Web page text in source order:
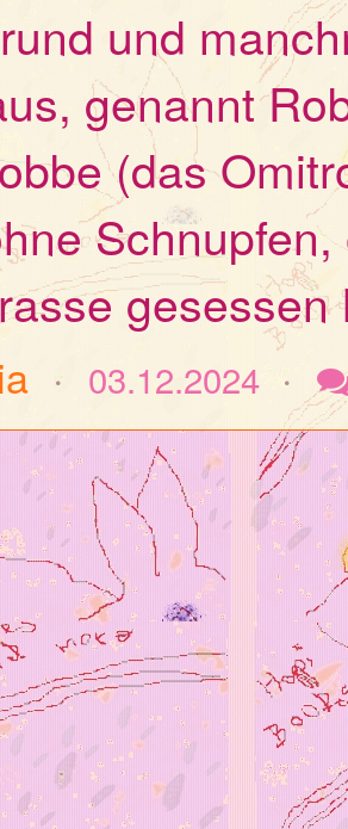
und
genannt
(das
03.12.2024